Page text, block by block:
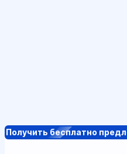
Получить бесплатно